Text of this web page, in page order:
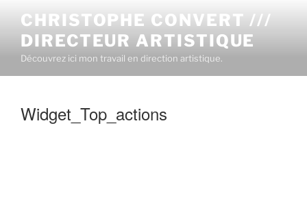
CHRISTOPHE CONVERT ///
DIRECTEUR ARTISTIQUE
Découvrez ici mon travail en direction artistique.
Widget_Top_actions